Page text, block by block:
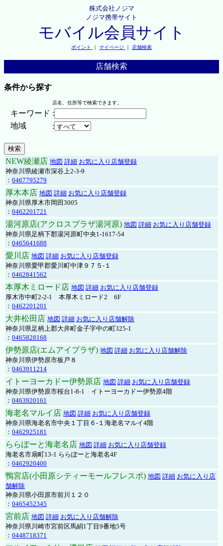
株式会社ノジマ
ノジマ携帯サイト
モバイル会員サイト
ポイント ｜ マイページ ｜ 店舗検索
店舗検索
条件から探す
店名、住所等で検索できます。
キーワード :
地域
:
NEW綾瀬店 地図 詳細 お気に入り店舗登録
神奈川県綾瀬市深谷上2-3-9
： 0467795279
厚木本店 地図 詳細 お気に入り店舗登録
神奈川県厚木市岡田3005
： 0462201721
湯河原店(アクロスプラザ湯河原) 地図 詳細 お気に入り店舗登録
神奈川県足柄下郡湯河原町中央1-1617-54
： 0465641688
愛川店 地図 詳細 お気に入り店舗登録
神奈川県愛甲郡愛川町中津９７５-１
： 0462841562
本厚木ミロード店 地図 詳細 お気に入り店舗登録
厚木市中町2-2-1 本厚木ミロード2 6F
： 0462201201
大井松田店 地図 詳細 お気に入り店舗解除
神奈川県足柄上郡大井町金子字中の町325-1
： 0465828168
伊勢原店(エムアイプラザ) 地図 詳細 お気に入り店舗解除
神奈川県伊勢原市板戸８
： 0463911214
イトーヨーカドー伊勢原店 地図 詳細 お気に入り店舗登録
神奈川県伊勢原市桜台1-8-1 イトーヨーカドー伊勢原4階
： 0463920161
海老名マルイ店 地図 詳細 お気に入り店舗登録
神奈川県海老名市中央１丁目６-１海老名マルイ4階
： 0462925181
ららぽーと海老名店 地図 詳細 お気に入り店舗登録
海老名市扇町13-1 ららぽーと海老名4F
： 0462920400
鴨宮店(小田原シティーモールフレスポ) 地図 詳細 お気に入り店
舗解除
神奈川県小田原市前川１２０
： 0465452345
宮前店 地図 詳細 お気に入り店舗解除
神奈川県川崎市宮前区馬絹1丁目9番地5号
： 0448718371